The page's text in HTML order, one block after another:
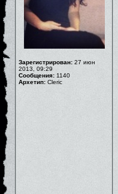
Зарегистрирован: 27 июн
2013, 09:29
Сообщения: 1140
Архетип: Cleric